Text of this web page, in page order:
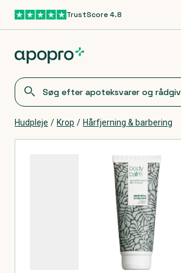
Gå til hovedindholdTrustScore 4.8
Hudpleje / Krop / Hårfjerning & barbering